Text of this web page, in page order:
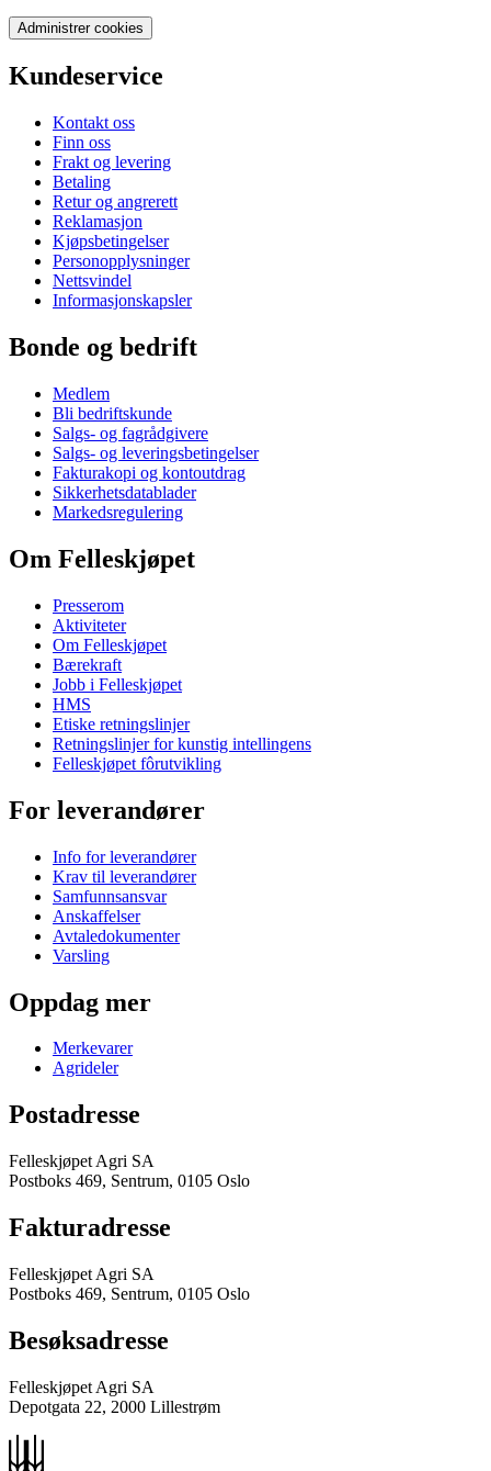
Administrer cookies
Kundeservice
Kontakt oss
Finn oss
Frakt og levering
Betaling
Retur og angrerett
Reklamasjon
Kjøpsbetingelser
Personopplysninger
Nettsvindel
Informasjonskapsler
Bonde og bedrift
Medlem
Bli bedriftskunde
Salgs- og fagrådgivere
Salgs- og leveringsbetingelser
Fakturakopi og kontoutdrag
Sikkerhetsdatablader
Markedsregulering
Om Felleskjøpet
Presserom
Aktiviteter
Om Felleskjøpet
Bærekraft
Jobb i Felleskjøpet
HMS
Etiske retningslinjer
Retningslinjer for kunstig intellingens
Felleskjøpet fôrutvikling
For leverandører
Info for leverandører
Krav til leverandører
Samfunnsansvar
Anskaffelser
Avtaledokumenter
Varsling
Oppdag mer
Merkevarer
Agrideler
Postadresse
Felleskjøpet Agri SA
Postboks 469, Sentrum, 0105 Oslo
Fakturadresse
Felleskjøpet Agri SA
Postboks 469, Sentrum, 0105 Oslo
Besøksadresse
Felleskjøpet Agri SA
Depotgata 22, 2000 Lillestrøm